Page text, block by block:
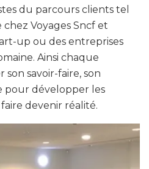
du parcours clients tel
Voyages Sncf et
up ou des entreprises
Ainsi chaque
savoir-faire, son
pour développer les
devenir réalité.